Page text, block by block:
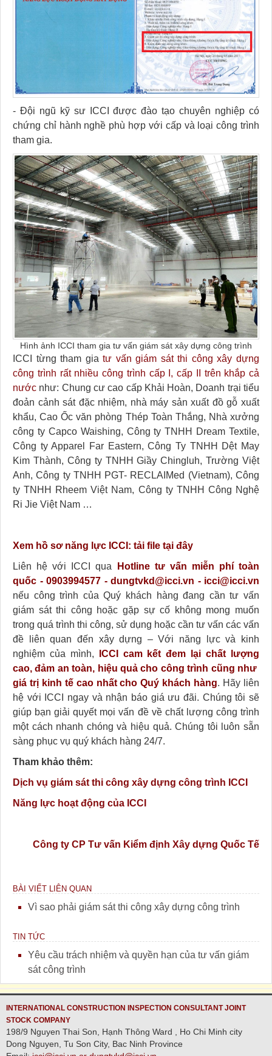
- Đội ngũ kỹ sư ICCI được đào tạo chuyên nghiệp có
chứng chỉ hành nghề phù hợp với cấp và loại công trình
tham gia.
Hình ảnh ICCI tham gia tư vấn giám sát xây dựng công trình
ICCI từng tham giatư vấn giám sát thi công xây dựng
công trình rất nhiều công trình cấp I, cấp II trên khắp cả
nước như: Chung cư cao cấp Khải Hoàn, Doanh trại tiểu
đoản cảnh sát đặc nhiệm, nhà máy sản xuất đồ gỗ xuất
khẩu, Cao Ốc văn phòng Thép Toàn Thắng, Nhà xưởng
công ty Capco Waishing, Công ty TNHH Dream Textile,
Công ty Apparel Far Eastern, Công Ty TNHH Dệt May
Kim Thành, Công ty TNHH Giầy Chingluh, Trường Việt
Anh, Công ty TNHH PGT- RECLAIMed (Vietnam), Công
ty TNHH Rheem Việt Nam, Công ty TNHH Công Nghệ
Ri Jie Việt Nam …
Xem hồ sơ năng lực ICCI: tải file tại đây
Liên hệ với ICCI qua
Hotline tư vấn miễn phí toàn
quốc - 0903994577 - dungtvkd@icci.vn - icci@icci.vn
nếu công trình của Quý khách hàng đang cần tư vấn
giám sát thi công hoặc gặp sự cố không mong muốn
trong quá trình thi công, sử dụng hoặc cần tư vấn các vấn
đề liên quan đến xây dựng – Với năng lực và kinh
nghiệm của mình,
ICCI cam kết đem lại chất lượng
cao, đảm an toàn, hiệu quả cho công trình cũng như
giá trị kinh tế cao nhất cho Quý khách hàng. Hãy liên
hệ với ICCI ngay và nhận báo giá ưu đãi. Chúng tôi sẽ
giúp bạn giải quyết mọi vấn đề về chất lượng công trình
một cách nhanh chóng và hiệu quả. Chúng tôi luôn sẵn
sàng phục vụ quý khách hàng 24/7.
Tham khảo thêm:
Dịch vụ giám sát thi công xây dựng công trình ICCI
Năng lực hoạt động của ICCI
Công ty CP Tư vấn Kiểm định Xây dựng Quốc Tế
BÀI VIẾT LIÊN QUAN
Vì sao phải giám sát thi công xây dựng công trình
TIN TỨC
Yêu cầu trách nhiệm và quyền hạn của tư vấn giám
sát công trình
INTERNATIONAL CONSTRUCTION INSPECTION CONSULTANT JOINT
STOCK COMPANY
198/9 Nguyen Thai Son, Hạnh Thông Ward , Ho Chi Minh city
Dong Nguyen, Tu Son City, Bac Ninh Province